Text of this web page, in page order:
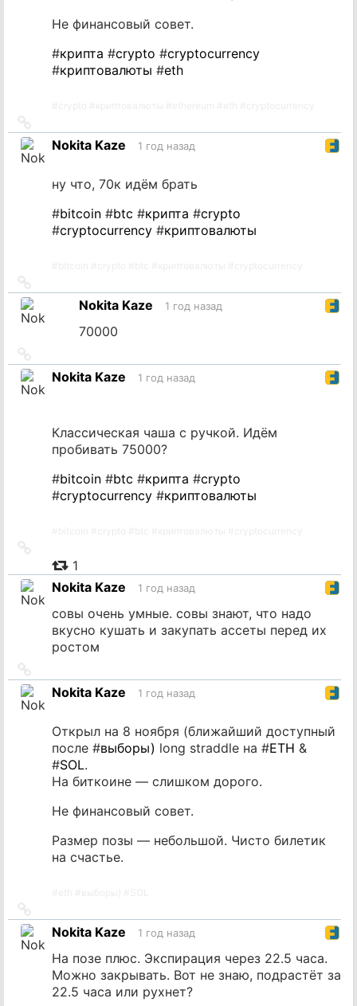
Не финансовый совет.
#крипта #crypto #cryptocurrency
#криптовалюты #eth
на
источник
Nokita Kaze 1 год назад
ну что, 70к идём брать
#bitcoin #btc #крипта #crypto
#cryptocurrency #криптовалюты
на
источникNokita Kaze 1 год назад
70000
на
источник
Nokita Kaze 1 год назад
Классическая чаша с ручкой. Идём
пробивать 75000?
#bitcoin #btc #крипта #crypto
#cryptocurrency #криптовалюты
источник
1
Nokita Kaze
1 год назад
совы очень умные. совы знают, что надо
вкусно кушать и закупать ассеты перед их
ростом
на
источник
Nokita Kaze 1 год назад
Открыл на 8 ноября (ближайший доступный
после #выборы) long straddle на #ETH &
#SOL.
На биткоине — слишком дорого.
Не финансовый совет.
Размер позы — небольшой. Чисто билетик
на счастье.
на
источник
Nokita Kaze 1 год назад
На позе плюс. Экспирация через 22.5 часа.
Можно закрывать. Вот не знаю, подрастёт за
22.5 часа или рухнет?